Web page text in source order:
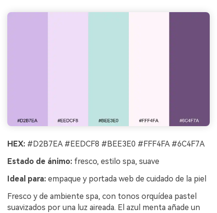
HEX: #D2B7EA #EEDCF8 #BEE3E0 #FFF4FA #6C4F7A
Estado de ánimo: fresco, estilo spa, suave
Ideal para: empaque y portada web de cuidado de la piel
Fresco y de ambiente spa, con tonos orquídea pastel
suavizados por una luz aireada. El azul menta añade un